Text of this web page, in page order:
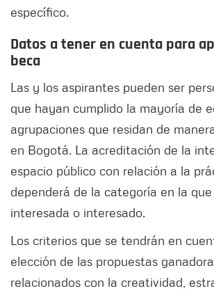
específico.
Datos a tener en cuenta para
beca
Las y los aspirantes pueden ser
que hayan cumplido la mayoría de
agrupaciones que residan de
en Bogotá. La acreditación de la
espacio público con relación a la
dependerá de la categoría en la
interesada o interesado.
Los criterios que se tendrán en
elección de las propuestas
relacionados con la creatividad,